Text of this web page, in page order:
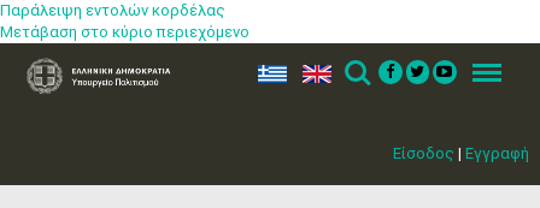
Παράλειψη εντολών κορδέλας
Μετάβαση στο κύριο περιεχόμενο
Είσοδος | Εγγραφή
ελ en Search Menu